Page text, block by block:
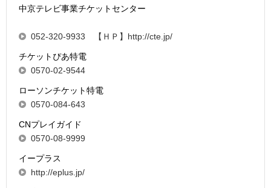
中京テレビ事業チケットセンター
052-320-9933 【ＨＰ】http://cte.jp/
チケットぴあ特電
0570-02-9544
ローソンチケット特電
0570-084-643
CNプレイガイド
0570-08-9999
イープラス
http://eplus.jp/